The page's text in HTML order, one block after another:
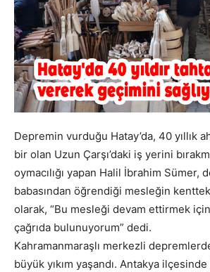
Depremin vurduğu Hatay’da, 40 yıllık
bir olan Uzun Çarşı’daki iş yerini
oymacılığı yapan Halil İbrahim Sümer,
babasından öğrendiği mesleğin
olarak, “Bu mesleği devam ettirmek
çağrıda bulunuyorum” dedi.
Kahramanmaraşlı merkezli
büyük yıkım yaşandı. Antakya